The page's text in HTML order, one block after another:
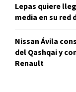
Lepas quiere
media en su red
Nissan Ávila
del Qashqai y
Renault